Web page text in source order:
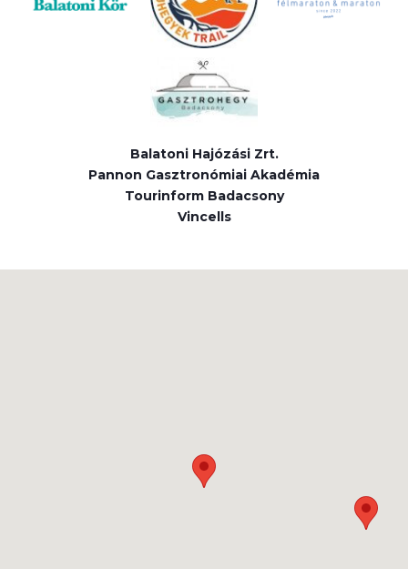
Balatoni Hajózási Zrt.
Pannon Gasztronómiai Akadémia
Tourinform Badacsony
Vincells